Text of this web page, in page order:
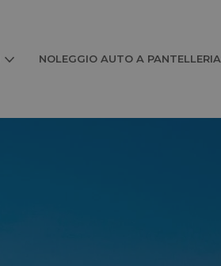
NOLEGGIO AUTO A PANTELLERIA